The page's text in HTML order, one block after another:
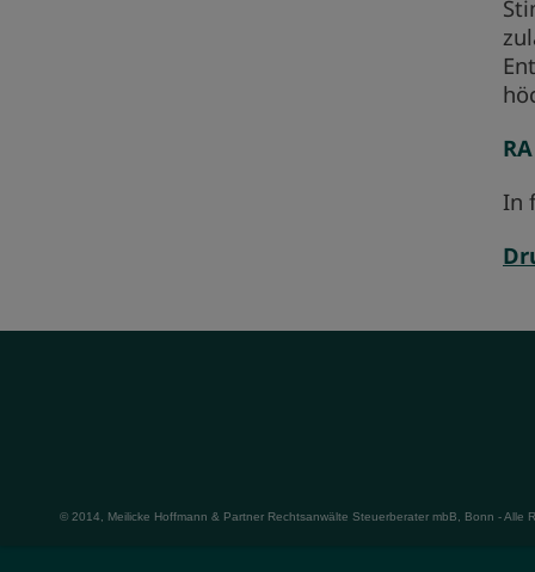
In
© 2014, Meilicke Hoffmann & Partner Rechtsanwälte Steuerberater mbB, Bonn - Alle